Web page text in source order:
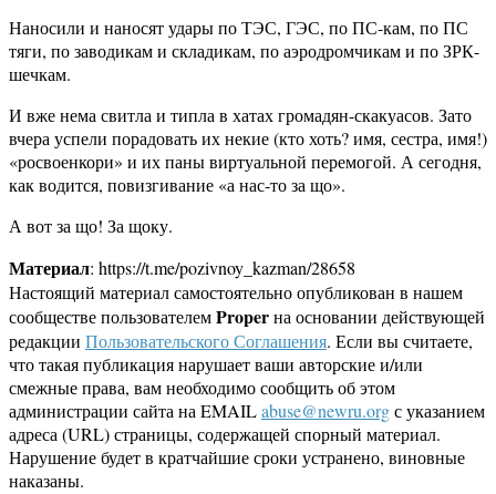
Наносили и наносят удары по ТЭС, ГЭС, по ПС-кам, по ПС
тяги, по заводикам и складикам, по аэродромчикам и по ЗРК-
шечкам.
И вже нема свитла и типла в хатах громадян-скакуасов. Зато
вчера успели порадовать их некие (кто хоть? имя, сестра, имя!)
«росвоенкори» и их паны виртуальной перемогой. А сегодня,
как водится, повизгивание «а нас-то за що».
А вот за що! За щоку.
Материал: https://t.me/pozivnoy_kazman/28658
Настоящий материал самостоятельно опубликован в нашем
сообществе пользователемProperна основании действующей
редакции Пользовательского Соглашения. Если вы считаете,
что такая публикация нарушает ваши авторские и/или
смежные права, вам необходимо сообщить об этом
администрации сайта на EMAILabuse@newru.orgс указанием
адреса (URL) страницы, содержащей спорный материал.
Нарушение будет в кратчайшие сроки устранено, виновные
наказаны.